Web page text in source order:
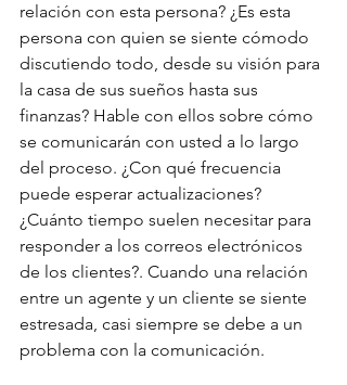
relación con esta persona? ¿Es esta
persona con quien se siente cómodo
discutiendo todo, desde su visión para
la casa de sus sueños hasta sus
finanzas? Hable con ellos sobre cómo
se comunicarán con usted a lo largo
del proceso. ¿Con qué frecuencia
puede esperar actualizaciones?
¿Cuánto tiempo suelen necesitar para
responder a los correos electrónicos
de los clientes?. Cuando una relación
entre un agente y un cliente se siente
estresada, casi siempre se debe a un
problema con la comunicación.